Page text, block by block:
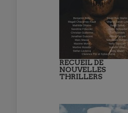
RECUEIL DE
NOUVELLES
THRILLERS